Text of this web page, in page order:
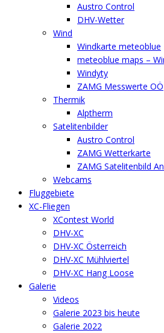
Austro Control
DHV-Wetter
Wind
Windkarte meteoblue
meteoblue maps –
Windyty
ZAMG Messwerte OÖ
Thermik
Alptherm
Satelitenbilder
Austro Control
ZAMG Wetterkarte
ZAMG Satelitenbild
Webcams
Fluggebiete
XC-Fliegen
XContest World
DHV-XC
DHV-XC Österreich
DHV-XC Mühlviertel
DHV-XC Hang Loose
Galerie
Videos
Galerie 2023 bis heute
Galerie 2022